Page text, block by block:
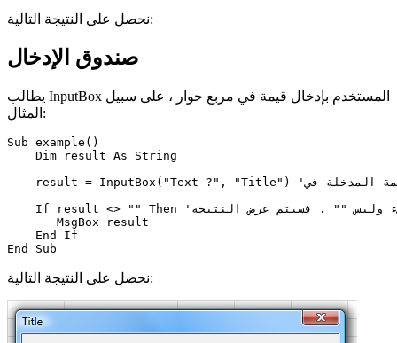
نحصل على النتيجة التالية:
صندوق الإدخال
يطالب InputBox المستخدم بإدخال قيمة في مربع حوار ، على سبيل
المثال:
Sub example()
    Dim result As String
    result = InputBox("Text ?", "Title") 'يتم تعيين القيمة المدخلة في InputBox إلى المتغير
    If result <> "" Then 'إذا كانت القيمة أي شيء وليس "" ، فسيتم عرض النتيجة
       MsgBox result
    End If
نحصل على النتيجة التالية: